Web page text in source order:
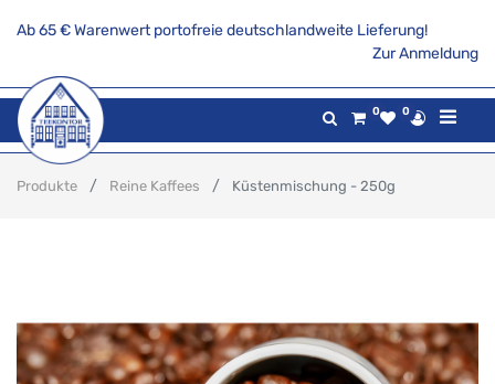
Ab 65 € Warenwert portofreie deutschlandweite Lieferung!
Zur Anmeldung
0 0
Produkte Reine Kaffees Küstenmischung - 250g